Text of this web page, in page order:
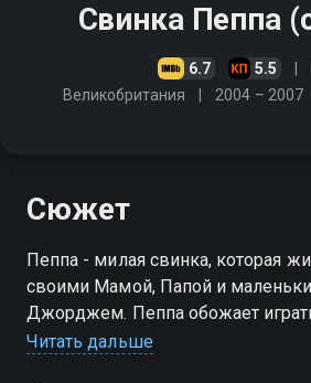
Свинка Пеппа
6.7 5.5
Великобритания 2004 – 2007
Сюжет
Пеппа - милая свинка, которая
своими Мамой, Папой и
Джорджем. Пеппа обожает
бывать в новых местах и
Читать дальше